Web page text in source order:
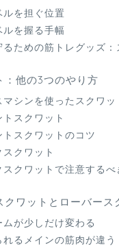
ルを担ぐ位置
ルを握る手幅
るための筋トレグッズ
：他の3つのやり方
マシンを使ったスクワッ
トスクワット
トスクワットのコツ
スクワット
スクワットで注意するべ
クワットとローバース
ムが少しだけ変わる
れるメインの筋肉が違う